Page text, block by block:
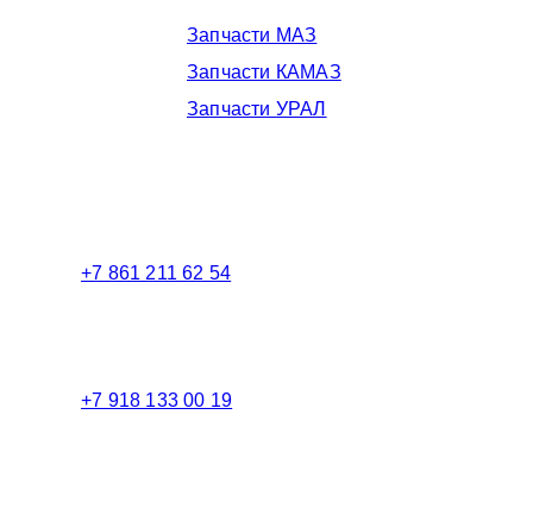
Запчасти МАЗ
Запчасти КАМАЗ
Запчасти УРАЛ
+7 861 211 62 54
+7 918 133 00 19